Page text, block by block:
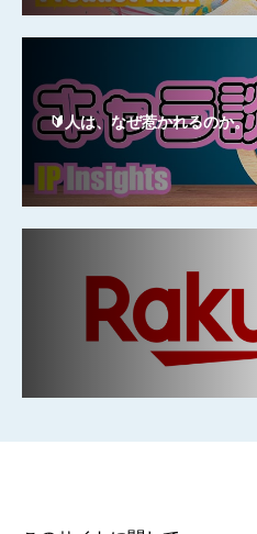
🔰人は、なぜ惹かれるのか。